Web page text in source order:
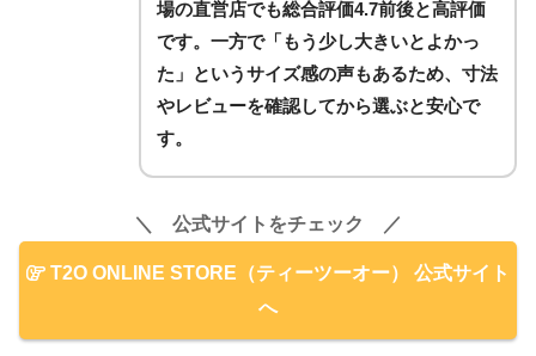
場の直営店でも総合評価4.7前後と高評価
です。一方で「もう少し大きいとよかっ
た」というサイズ感の声もあるため、寸法
やレビューを確認してから選ぶと安心で
す。
＼ 公式サイトをチェック ／
T2O ONLINE STORE（ティーツーオー） 公式サイト
へ